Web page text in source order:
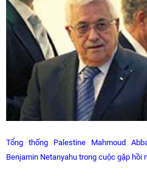
Tổng thống Palestine Mahmoud
Benjamin Netanyahu trong cuộc gặp hồi